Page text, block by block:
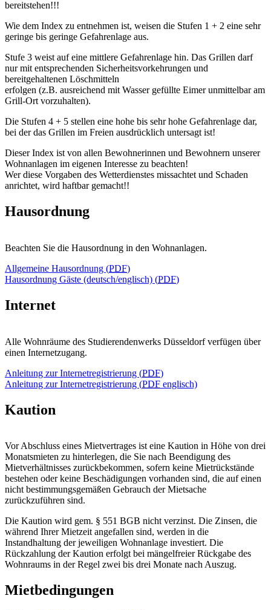
bereitstehen!!!
Wie dem Index zu entnehmen ist, weisen die Stufen 1 + 2 eine sehr
geringe bis geringe Gefahrenlage aus.
Stufe 3 weist auf eine mittlere Gefahrenlage hin. Das Grillen darf
nur mit entsprechenden Sicherheitsvorkehrungen und
bereitgehaltenen Löschmitteln
erfolgen (z.B. ausreichend mit Wasser gefüllte Eimer unmittelbar am
Grill-Ort vorzuhalten).
Die Stufen 4 + 5 stellen eine hohe bis sehr hohe Gefahrenlage dar,
bei der das Grillen im Freien ausdrücklich untersagt ist!
Dieser Index ist von allen Bewohnerinnen und Bewohnern unserer
Wohnanlagen im eigenen Interesse zu beachten!
Wer diese Vorgaben des Wetterdienstes missachtet und Schaden
anrichtet, wird haftbar gemacht!!
Hausordnung
Beachten Sie die Hausordnung in den Wohnanlagen.
Allgemeine Hausordnung (PDF)
Hausordnung Gäste (deutsch/englisch) (PDF)
Internet
Alle Wohnräume des Studierendenwerks Düsseldorf verfügen über
einen Internetzugang.
Anleitung zur Internetregistrierung (PDF)
Anleitung zur Internetregistrierung (PDF englisch)
Kaution
Vor Abschluss eines Mietvertrages ist eine Kaution in Höhe von drei
Monatsmieten zu hinterlegen, die Sie nach Beendigung des
Mietverhältnisses zurückbekommen, sofern keine Mietrückstände
bestehen oder keine Beschädigungen vorhanden sind, die auf einen
nicht bestimmungsgemäßen Gebrauch der Mietsache
zurückzuführen sind.
Die Kaution wird gem. § 551 BGB nicht verzinst. Die Zinsen, die
während Ihrer Mietzeit angefallen sind, werden in die
Instandhaltung der jeweiligen Wohnanlage investiert. Die
Rückzahlung der Kaution erfolgt bei mängelfreier Rückgabe des
Wohnraums in der Regel zwei bis drei Monate nach Auszug.
Mietbedingungen